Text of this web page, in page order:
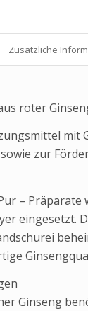
Zusätzliche
roter
mit
zur
–
eingesetzt.
Ginseng